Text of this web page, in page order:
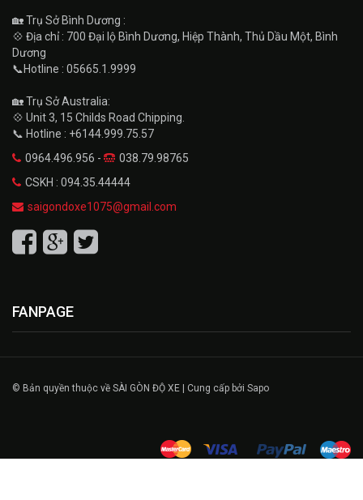
🏡 Trụ Sở Bình Dương :
💠 Địa chỉ : 700 Đại lộ Bình Dương, Hiệp Thành, Thủ Dầu Một, Bình
Dương
📞Hotline : 05665.1.9999
🏡 Trụ Sở Australia:
💠 Unit 3, 15 Childs Road Chipping.
📞 Hotline : +6144.999.75.57
0964.496.956 -
038.79.98765
CSKH : 094.35.44444
saigondoxe1075@gmail.com
FANPAGE
© Bản quyền thuộc về SÀI GÒN ĐỘ XE | Cung cấp bởi Sapo